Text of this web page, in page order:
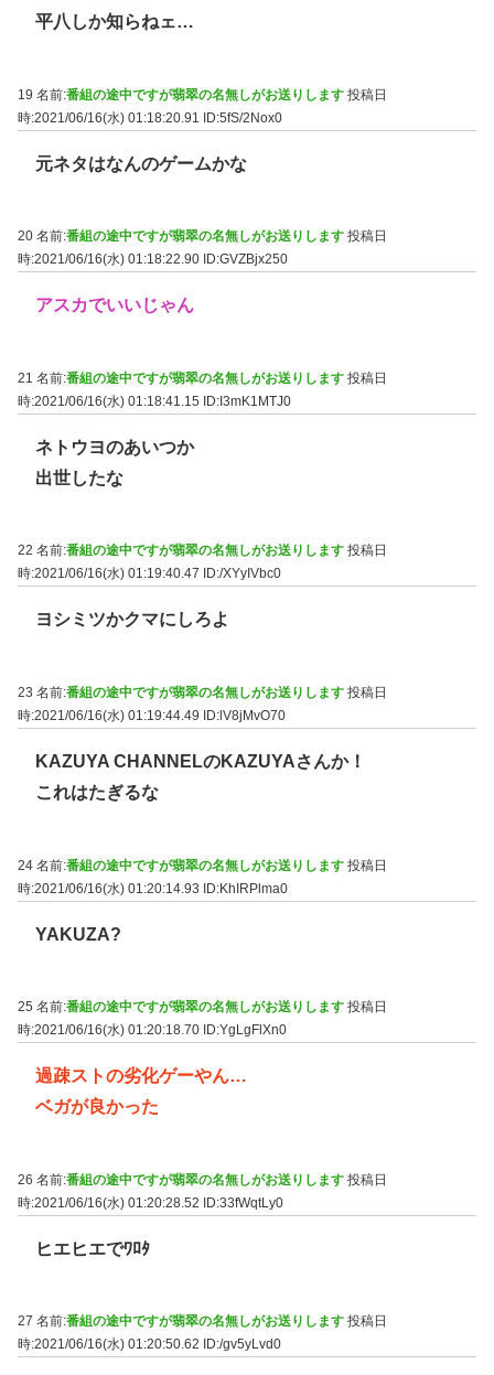
平八しか知らねェ…
19 名前:番組の途中ですが翡翠の名無しがお送りします 投稿日
時:2021/06/16(水) 01:18:20.91 ID:5fS/2Nox0
元ネタはなんのゲームかな
20 名前:番組の途中ですが翡翠の名無しがお送りします 投稿日
時:2021/06/16(水) 01:18:22.90 ID:GVZBjx250
アスカでいいじゃん
21 名前:番組の途中ですが翡翠の名無しがお送りします 投稿日
時:2021/06/16(水) 01:18:41.15 ID:I3mK1MTJ0
ネトウヨのあいつか
出世したな
22 名前:番組の途中ですが翡翠の名無しがお送りします 投稿日
時:2021/06/16(水) 01:19:40.47
ID:/XYyIVbc0
ヨシミツかクマにしろよ
23 名前:番組の途中ですが翡翠の名無しがお送りします 投稿日
時:2021/06/16(水) 01:19:44.49
ID:lV8jMvO70
KAZUYA CHANNELのKAZUYAさんか！
これはたぎるな
24 名前:番組の途中ですが翡翠の名無しがお送りします 投稿日
時:2021/06/16(水) 01:20:14.93 ID:KhIRPlma0
YAKUZA?
25 名前:番組の途中ですが翡翠の名無しがお送りします 投稿日
時:2021/06/16(水) 01:20:18.70 ID:YgLgFlXn0
過疎ストの劣化ゲーやん…
ベガが良かった
26 名前:番組の途中ですが翡翠の名無しがお送りします 投稿日
時:2021/06/16(水) 01:20:28.52 ID:33fWqtLy0
ヒエヒエでﾜﾛﾀ
27 名前:番組の途中ですが翡翠の名無しがお送りします 投稿日
時:2021/06/16(水) 01:20:50.62
ID:/gv5yLvd0